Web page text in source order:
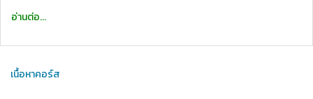
อ่านต่อ...
เนื้อหาคอร์ส